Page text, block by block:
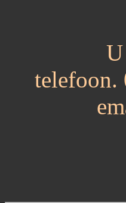
telefoon.